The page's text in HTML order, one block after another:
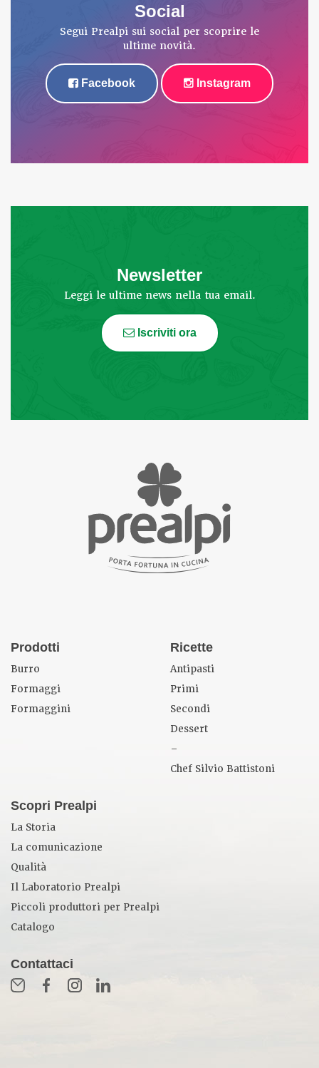
Social
Segui Prealpi sui social per scoprire le
ultime novità.
Facebook Instagram
Newsletter
Leggi le ultime news nella tua email.
Iscriviti ora
Prodotti
Burro
Formaggi
Formaggini
Ricette
Antipasti
Primi
Secondi
Dessert
–
Chef Silvio Battistoni
Scopri Prealpi
La Storia
La comunicazione
Qualità
Il Laboratorio Prealpi
Piccoli produttori per Prealpi
Catalogo
Contattaci